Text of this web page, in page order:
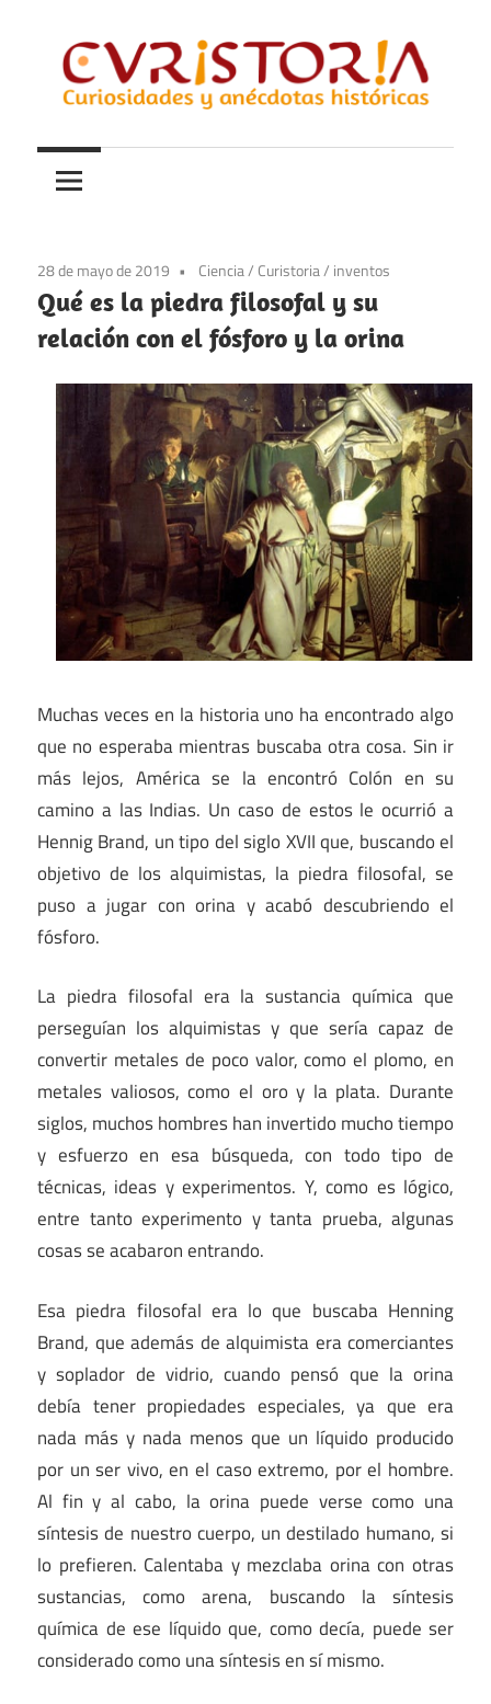
contenido
Curistoria
y
anécdotas
historia
28 de mayo de 2019 Ciencia/ Curistoria/ inventos
Qué es la piedra filosofal y su
relación con el fósforo y la orina
Muchas veces en la historia uno ha encontrado algo
que no esperaba mientras buscaba otra cosa. Sin ir
más lejos, América se la encontró Colón en su
camino a las Indias. Un caso de estos le ocurrió a
Hennig Brand, un tipo del siglo XVII que, buscando el
objetivo de los alquimistas, la piedra filosofal, se
puso a jugar con orina y acabó descubriendo el
fósforo.
La piedra filosofal era la sustancia química que
perseguían los alquimistas y que sería capaz de
convertir metales de poco valor, como el plomo, en
metales valiosos, como el oro y la plata. Durante
siglos, muchos hombres han invertido mucho tiempo
y esfuerzo en esa búsqueda, con todo tipo de
técnicas, ideas y experimentos. Y, como es lógico,
entre tanto experimento y tanta prueba, algunas
cosas se acabaron entrando.
Esa piedra filosofal era lo que buscaba Henning
Brand, que además de alquimista era comerciantes
y soplador de vidrio, cuando pensó que la orina
debía tener propiedades especiales, ya que era
nada más y nada menos que un líquido producido
por un ser vivo, en el caso extremo, por el hombre.
Al fin y al cabo, la orina puede verse como una
síntesis de nuestro cuerpo, un destilado humano, si
lo prefieren. Calentaba y mezclaba orina con otras
sustancias, como arena, buscando la síntesis
química de ese líquido que, como decía, puede ser
considerado como una síntesis en sí mismo.